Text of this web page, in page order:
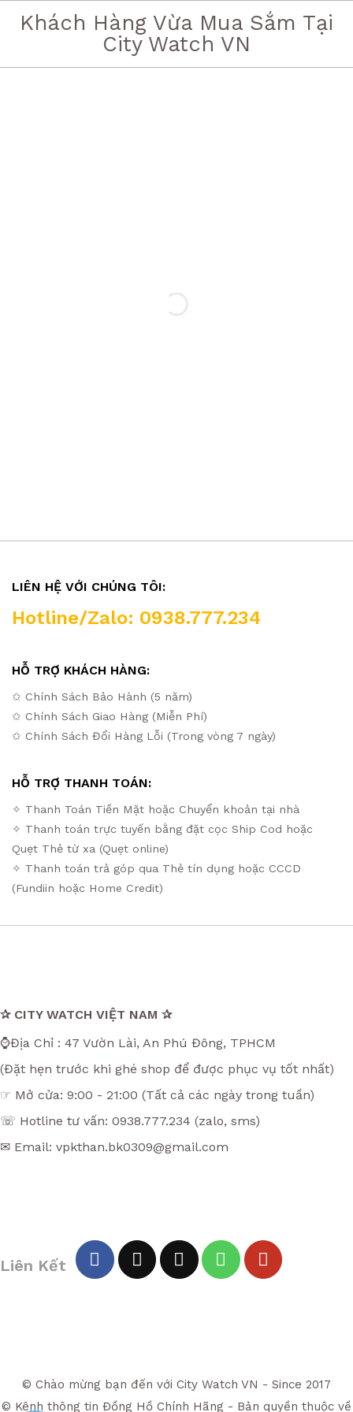
Khách Hàng Vừa Mua Sắm Tại
City Watch VN
LIÊN HỆ VỚI CHÚNG TÔI:
Hotline/Zalo: 0938.777.234
HỖ TRỢ KHÁCH HÀNG:
✩ Chính Sách Bảo Hành (5 năm)
✩ Chính Sách Giao Hàng (Miễn Phí)
✩ Chính Sách Đổi Hàng Lỗi (Trong vòng 7 ngày)
HỖ TRỢ THANH TOÁN:
✧ Thanh Toán Tiền Mặt hoặc Chuyển khoản tại nhà
✧ Thanh toán trực tuyến bằng đặt cọc Ship Cod hoặc
Quẹt Thẻ từ xa (Quẹt online)
✧ Thanh toán trả góp qua Thẻ tín dụng hoặc CCCD
(Fundiin hoặc Home Credit)
✰ CITY WATCH VIỆT NAM ✰
⌚Địa Chỉ : 47 Vườn Lài, An Phú Đông, TPHCM
(Đặt hẹn trước khi ghé shop để được phục vụ tốt nhất)
☞ Mở cửa: 9:00 - 21:00 (Tất cả các ngày trong tuần)
☏ Hotline tư vấn: 0938.777.234 (zalo, sms)
✉ Email: vpkthan.bk0309@gmail.com
Liên Kết
© Chào mừng bạn đến với City Watch VN - Since 2017
© Kênh thông tin Đồng Hồ Chính Hãng - Bản quyền thuộc về